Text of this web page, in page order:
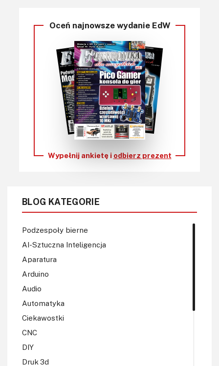
Oceń najnowsze wydanie EdW
Wypełnij ankietę i odbierz prezent
BLOG KATEGORIE
Podzespoły bierne
AI-Sztuczna Inteligencja
Aparatura
Arduino
Audio
Automatyka
Ciekawostki
CNC
DIY
Druk 3d